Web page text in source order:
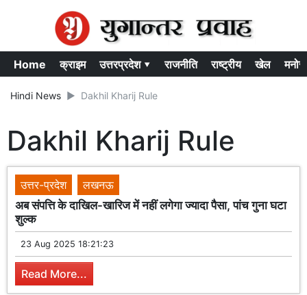
Home क्राइम उत्तरप्रदेश ▾ राजनीति राष्ट्रीय खेल
Hindi News Dakhil Kharij Rule
Dakhil Kharij Rule
उत्तर-प्रदेश
लखनऊ
अब संपत्ति के दाखिल-खारिज में नहीं लगेगा ज्यादा पैसा, पांच गुना घटा
शुल्क
23 Aug 2025 18:21:23
Read More...